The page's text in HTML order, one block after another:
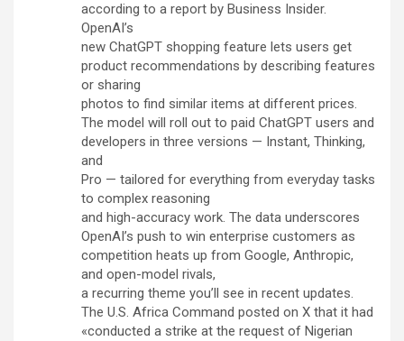
according to a report by Business Insider.
OpenAI’s
new ChatGPT shopping feature lets users get
product recommendations by describing features
or sharing
photos to find similar items at different prices.
The model will roll out to paid ChatGPT users and
developers in three versions — Instant, Thinking,
and
Pro — tailored for everything from everyday tasks
to complex reasoning
and high-accuracy work. The data underscores
OpenAI’s push to win enterprise customers as
competition heats up from Google, Anthropic,
and open-model rivals,
a recurring theme you’ll see in recent updates.
The U.S. Africa Command posted on X that it had
«conducted a strike at the request of Nigerian